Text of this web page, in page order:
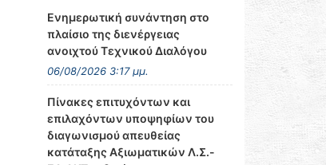
Ενημερωτική συνάντηση στο
πλαίσιο της διενέργειας
ανοιχτού Τεχνικού Διαλόγου
06/08/2026 3:17 μμ.
Πίνακες επιτυχόντων και
επιλαχόντων υποψηφίων του
διαγωνισμού απευθείας
κατάταξης Αξιωματικών Λ.Σ.-